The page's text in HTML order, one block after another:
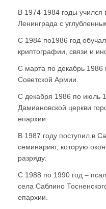
В 1974-1984 годы
Ленинграда с
С 1984 по1986 год
криптографии, связи и
С марта по декабрь 1986
Советской Армии.
С декабря 1986 по июль
Дамиановской церкви
епархии.
В 1987 году поступил в
семинарию, которую
разряду.
С 1988 по 1990 год –
села Саблино
епархии.